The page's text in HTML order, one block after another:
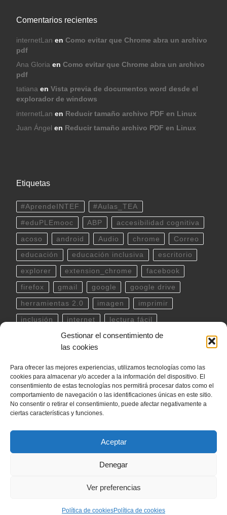
Gestionar el consentimiento de
las cookies
Para ofrecer las mejores experiencias, utilizamos tecnologías como las
cookies para almacenar y/o acceder a la información del dispositivo. El
consentimiento de estas tecnologías nos permitirá procesar datos como el
comportamiento de navegación o las identificaciones únicas en este sitio.
No consentir o retirar el consentimiento, puede afectar negativamente a
ciertas características y funciones.
Aceptar
Denegar
Ver preferencias
Política de cookiesPolítica de cookies
Comentarios recientes
internetLan en Como evitar que Chrome abra un archivo
pdf
Ana Gloriaen Como evitar que Chrome abra un archivo
pdf
tatianaen Vista previa de documentos word desde el
explorador de windows
internetLan en Reducir tamaño archivo PDF en Linux
Juan Ángel en Reducir tamaño archivo PDF en Linux
Etiquetas
#AprendeINTEF #Aulas_TEA
#eduPLEmooc ABP accesibilidad cognitiva
acoso android Audio chrome Correo
educación educación inclusiva escritorio
explorer extension_chrome facebook
firefox gmail google google drive
herramientas 2.0 imagen imprimir
inclusión internet lectura fácil
linux musica outlook
powerpoint scratch
teclado Telegram terminal twitter
ubuntu video WhatsApp windows
word YouTube
– Todos los derechos reservados